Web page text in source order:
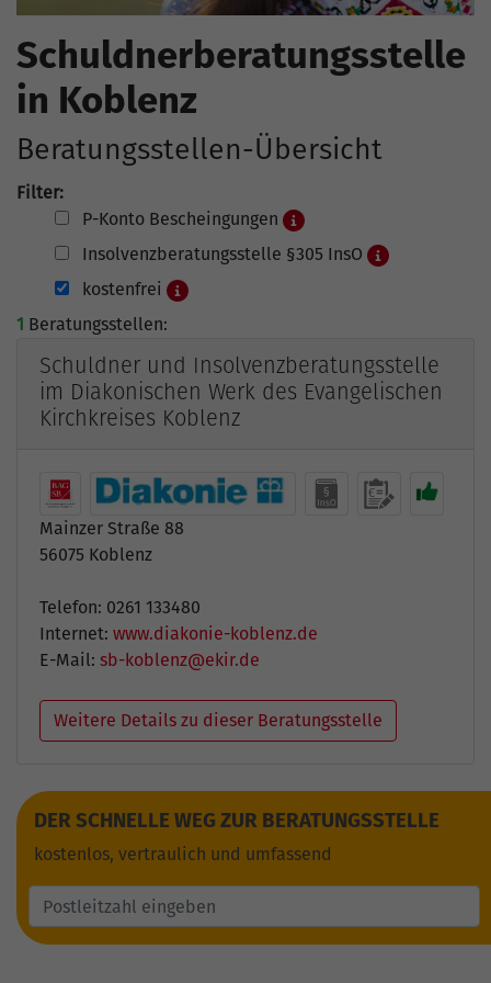
Schuldnerberatungsstelle
in Koblenz
Beratungsstellen-Übersicht
Filter:
P-Konto Bescheingungen
Insolvenzberatungsstelle §305 InsO
kostenfrei
1 Beratungsstellen:
Schuldner und Insolvenzberatungsstelle
im Diakonischen Werk des Evangelischen
Kirchkreises Koblenz
Mainzer Straße 88
56075 Koblenz
Telefon: 0261 133480
Internet: www.diakonie-koblenz.de
E-Mail: sb-koblenz@ekir.de
Weitere Details zu dieser Beratungsstelle
DER SCHNELLE WEG ZUR BERATUNGSSTELLE
kostenlos, vertraulich und umfassend